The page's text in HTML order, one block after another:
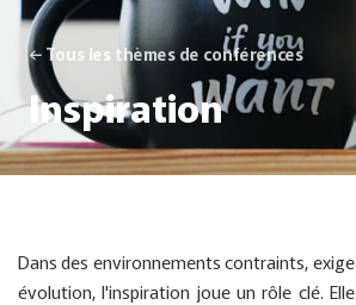
← Tous les thèmes de conférences
Inspiration
Dans des environnements contraints,
évolution, l'inspiration joue un rôle clé.